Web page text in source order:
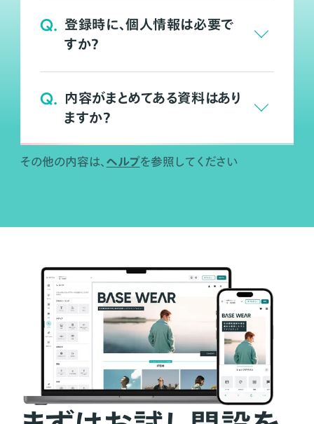
Q. 登録時に、個人情報は必要で
すか？
Q. 内容がまとめてある資料はあり
ますか？
その他の内容は、 ヘルプを参照してください